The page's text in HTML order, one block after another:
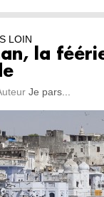
LOIN
la
Je pars...